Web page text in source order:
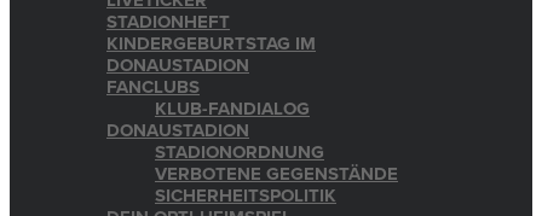
STADIONHEFT
KINDERGEBURTSTAG IM
DONAUSTADION
FANCLUBS
KLUB-FANDIALOG
DONAUSTADION
STADIONORDNUNG
VERBOTENE GEGENSTÄNDE
SICHERHEITSPOLITIK